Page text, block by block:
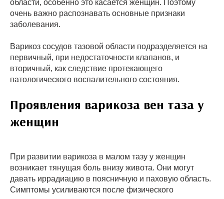
области, особенно это касается женщин. Поэтому
очень важно распознавать основные признаки
заболевания.
Варикоз сосудов тазовой области подразделяется на
первичный, при недостаточности клапанов, и
вторичный, как следствие протекающего
патологического воспалительного состояния.
Проявления варикоза вен таза у
женщин
При развитии варикоза в малом тазу у женщин
возникает тянущая боль внизу живота. Они могут
давать иррадиацию в поясничную и паховую область.
Симптомы усиливаются после физического